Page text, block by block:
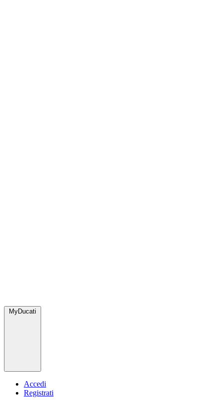
MyDucati
Accedi
Registrati